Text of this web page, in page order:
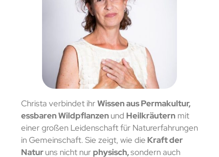
Christa verbindet ihrWissen aus Permakultur,
essbaren Wildpflanzenund Heilkräuternmit
einer großen Leidenschaft für Naturerfahrungen
in Gemeinschaft. Sie zeigt, wie die Kraft der
Naturuns nicht nur physisch,sondern auch